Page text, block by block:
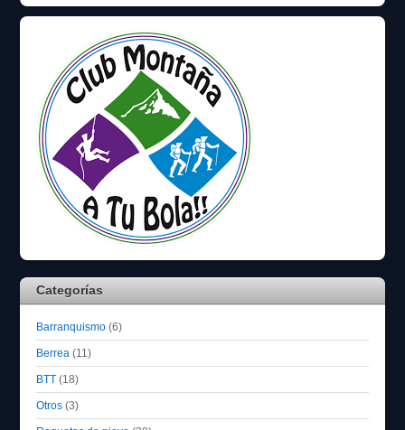
Categorías
Barranquismo (6)
Berrea (11)
BTT (18)
Otros (3)